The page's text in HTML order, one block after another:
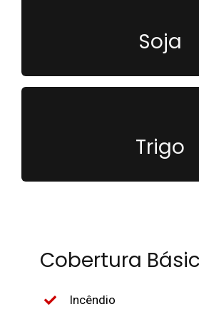
Soja
prejuízos causados por
Trigo
prejuízos causados por
Cobertura
Incêndio